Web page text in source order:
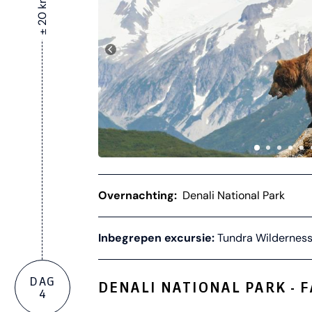
± 20 km
Overnachting: Denali National Park
Inbegrepen excursie:Tundra
DAG
4
DENALI NATIONAL PARK -